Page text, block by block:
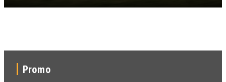
Promo